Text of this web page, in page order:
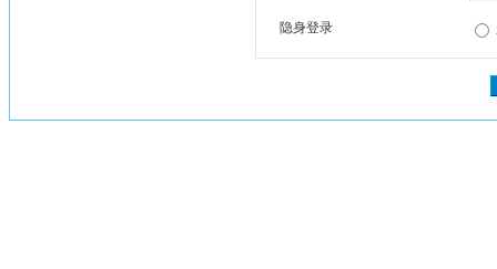
隐身登录